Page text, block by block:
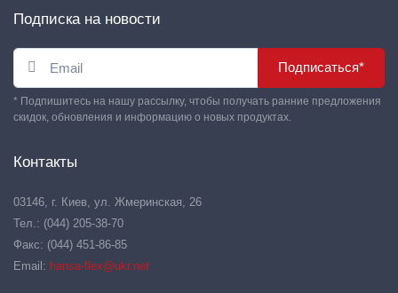
Подписка на новости
Подписаться*
* Подпишитесь на нашу рассылку, чтобы получать ранние предложения
скидок, обновления и информацию о новых продуктах.
Контакты
03146, г. Киев, ул. Жмеринская, 26
Тел.: (044) 205-38-70
Факс: (044) 451-86-85
Email: hansa-flex@ukr.net